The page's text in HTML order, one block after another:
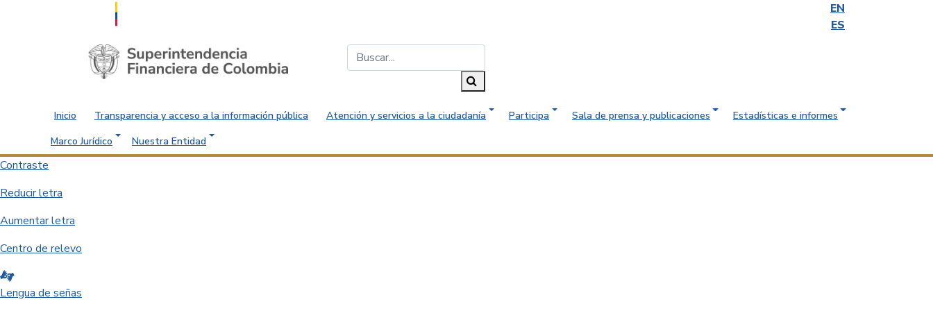
EN
ES
Saltar al contenido principal
Inicio Transparencia y acceso a la información pública Atención y servicios a la ciudadanía Participa Sala de prensa y publicaciones
Estadísticas e informes
Marco Jurídico
Nuestra Entidad
Contraste
Reducir letra
Aumentar letra
Centro de relevo
Lengua de señas